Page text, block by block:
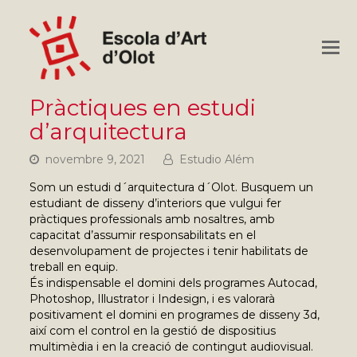
Pràctiques en estudi
d’arquitectura
novembre 9, 2021
Estudio Além
Som un estudi d´arquitectura d´Olot. Busquem un
estudiant de disseny d’interiors que vulgui fer
pràctiques professionals amb nosaltres, amb
capacitat d’assumir responsabilitats en el
desenvolupament de projectes i tenir habilitats de
treball en equip.
És indispensable el domini dels programes Autocad,
Photoshop, Illustrator i Indesign, i es valorarà
positivament el domini en programes de disseny 3d,
així com el control en la gestió de dispositius
multimèdia i en la creació de contingut audiovisual.